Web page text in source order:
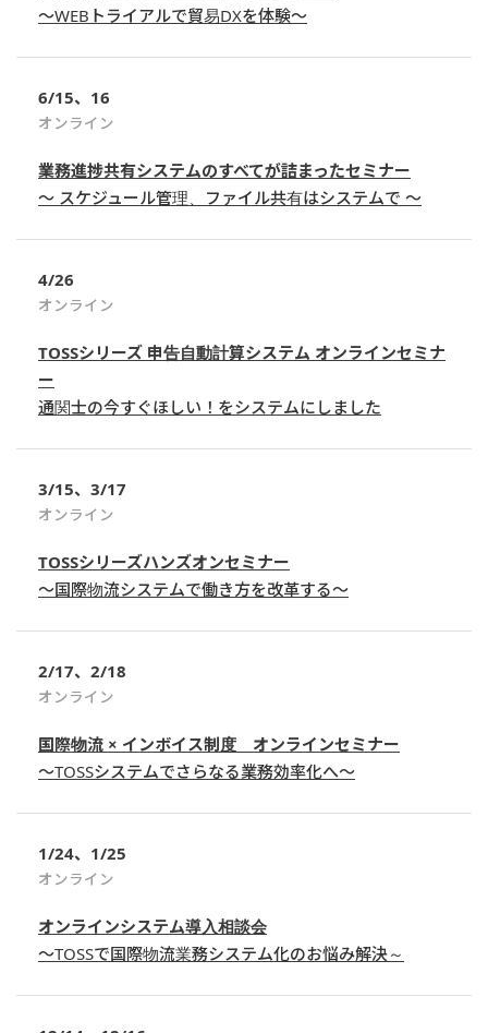
～WEBトライアルで貿易DXを体験～
6/15、16
オンライン
業務進捗共有システムのすべてが詰まったセミナー
～ スケジュール管理、ファイル共有はシステムで ～
4/26
オンライン
TOSSシリーズ 申告自動計算システム オンラインセミナ
ー
通関士の今すぐほしい！をシステムにしました
3/15、3/17
オンライン
TOSSシリーズハンズオンセミナー
～国際物流システムで働き方を改革する～
2/17、2/18
オンライン
国際物流 × インボイス制度 オンラインセミナー
～TOSSシステムでさらなる業務効率化へ～
1/24、1/25
オンライン
オンラインシステム導入相談会
～TOSSで国際物流業務システム化のお悩み解決～